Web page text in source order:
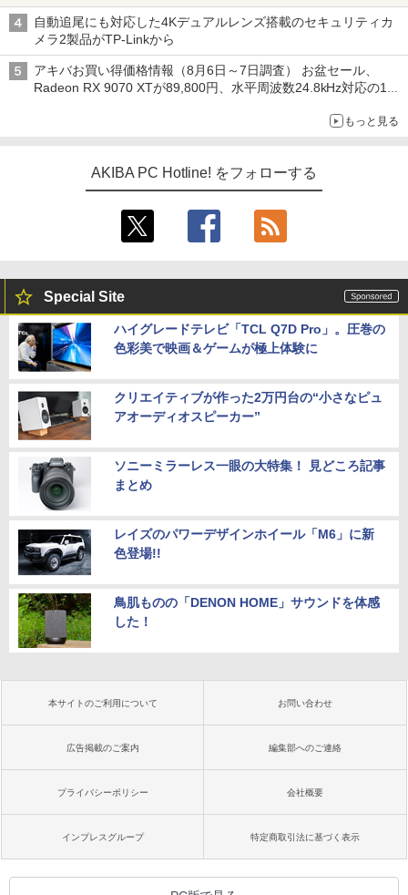
自動追尾にも対応した4Kデュアルレンズ搭載のセキュリティカ
メラ2製品がTP-Linkから
アキバお買い得価格情報（8月6日～7日調査） お盆セール、
Radeon RX 9070 XTが89,800円、水平周波数24.8kHz対応の17
もっと見る
AKIBA PC Hotline! をフォローする
Special Site
ハイグレードテレビ「TCL Q7D Pro」。圧巻の
色彩美で映画＆ゲームが極上体験に
クリエイティブが作った2万円台の“小さなピュ
アオーディオスピーカー”
ソニーミラーレス一眼の大特集！ 見どころ記事
まとめ
レイズのパワーデザインホイール「M6」に新
色登場!!
鳥肌ものの「DENON HOME」サウンドを体感
した！
本サイトのご利用について お問い合わせ
広告掲載のご案内 編集部へのご連絡
プライバシーポリシー 会社概要
インプレスグループ 特定商取引法に基づく表示